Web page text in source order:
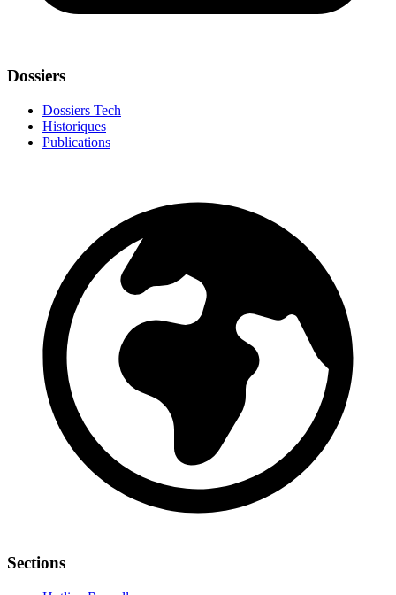
Dossiers
Dossiers Tech
Historiques
Publications
Sections